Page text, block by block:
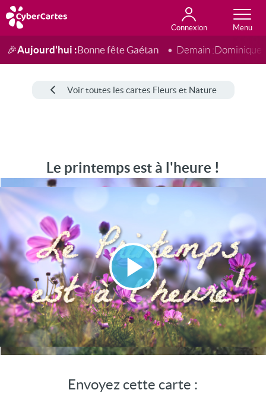
Connexion
Anniversaire
Fête du jour
Amour
Amitié
Merci
Toutes les cartes
🎉Aujourd'hui :Bonne fête Gaétan Demain :Dominique
Voir toutes les cartes Fleurs et Nature
Le printemps est à l'heure !
Lire
la
vidéo
Envoyez cette carte :